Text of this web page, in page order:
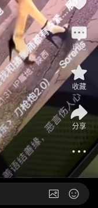
评论
收藏
分享